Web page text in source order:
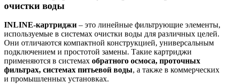
очистки воды
INLINE-картриджи – это линейные фильтрующие элементы,
используемые в системах очистки воды для различных целей.
Они отличаются компактной конструкцией, универсальным
подключением и простотой замены. Такие картриджи
применяются в системах обратного осмоса, проточных
фильтрах, системах питьевой воды, а также в коммерческих
и промышленных установках.